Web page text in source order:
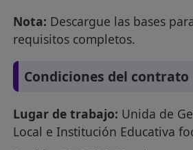
Nota: Descargue las bases
requisitos completos.
Condiciones del contrato
Lugar de trabajo: Unida de
Local e Institución Educativa